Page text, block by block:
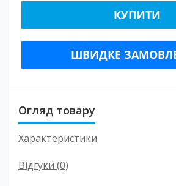
КУПИТИ
ШВИДКЕ
Огляд товару
Характеристики
Відгуки (0)